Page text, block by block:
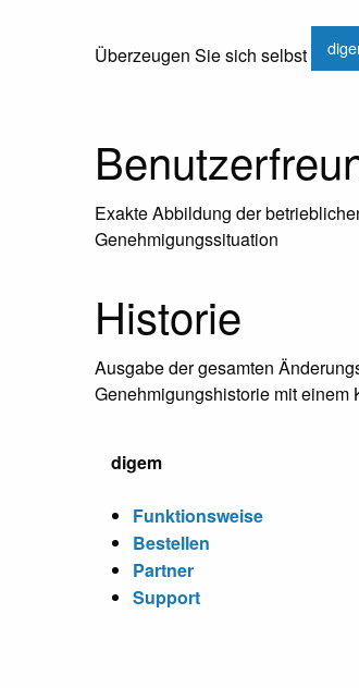
Überzeugen Sie sich selbst
Exakte Abbildung der
Genehmigungssituation
Historie
Ausgabe der gesamten
Genehmigungshistorie mit einem
digem
Funktionsweise
Bestellen
Partner
Support